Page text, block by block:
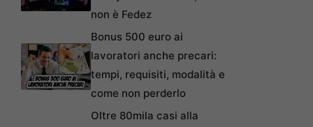
non è Fedez
Bonus 500 euro ai
lavoratori anche precari:
tempi, requisiti, modalità e
come non perderlo
Oltre 80mila casi alla